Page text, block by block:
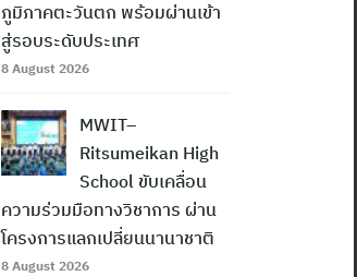
ภูมิภาคตะวันตก พร้อมผ่านเข้า
สู่รอบระดับประเทศ
8 August 2026
MWIT–
Ritsumeikan High
School ขับเคลื่อน
ความร่วมมือทางวิชาการ ผ่าน
โครงการแลกเปลี่ยนนานาชาติ
8 August 2026